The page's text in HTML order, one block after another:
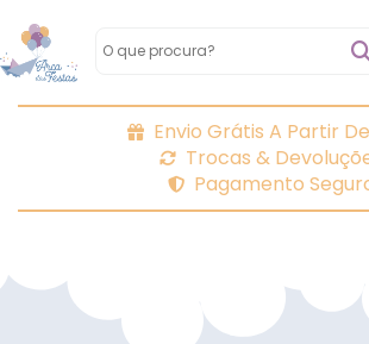
Envio Grátis A Partir
Trocas &
Pagamento